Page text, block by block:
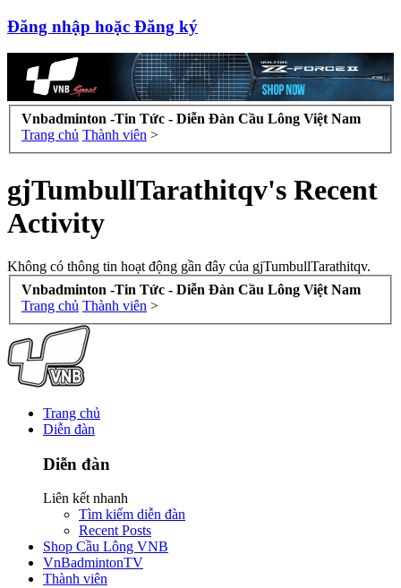
Đăng nhập hoặc Đăng ký
Vnbadminton -Tin Tức - Diễn Đàn Cầu Lông Việt Nam
Trang chủ Thành viên >
gjTumbullTarathitqv's Recent
Activity
Không có thông tin hoạt động gần đây của gjTumbullTarathitqv.
Vnbadminton -Tin Tức - Diễn Đàn Cầu Lông Việt Nam
Trang chủ Thành viên >
Trang chủ
Diễn đàn
Diễn đàn
Liên kết nhanh
Tìm kiếm diễn đàn
Recent Posts
Shop Cầu Lông VNB
VnBadmintonTV
Thành viên